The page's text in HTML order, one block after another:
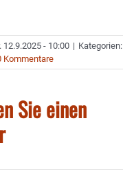
12.9.2025 - 10:00 | Kategorien:
Kommentare
Sie einen